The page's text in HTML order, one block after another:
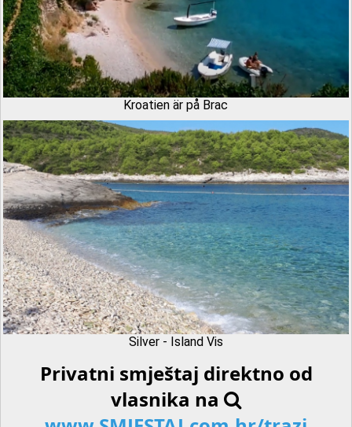
Kroatien är på Brac
Silver - Island Vis
Privatni smještaj direktno od
vlasnika na